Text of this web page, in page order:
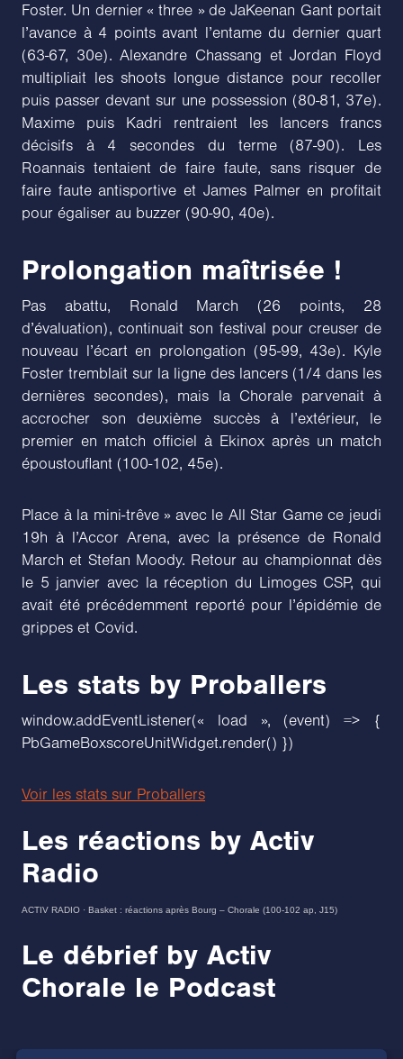
Foster. Un dernier « three » de JaKeenan Gant portait
l’avance à 4 points avant l’entame du dernier quart
(63-67, 30e). Alexandre Chassang et Jordan Floyd
multipliait les shoots longue distance pour recoller
puis passer devant sur une possession (80-81, 37e).
Maxime puis Kadri rentraient les lancers francs
décisifs à 4 secondes du terme (87-90). Les
Roannais tentaient de faire faute, sans risquer de
faire faute antisportive et James Palmer en profitait
pour égaliser au buzzer (90-90, 40e).
Prolongation maîtrisée !
Pas abattu, Ronald March (26 points, 28
d’évaluation), continuait son festival pour creuser de
nouveau l’écart en prolongation (95-99, 43e). Kyle
Foster tremblait sur la ligne des lancers (1/4 dans les
dernières secondes), mais la Chorale parvenait à
accrocher son deuxième succès à l’extérieur, le
premier en match officiel à Ekinox après un match
époustouflant (100-102, 45e).
Place à la mini-trêve » avec le All Star Game ce jeudi
19h à l’Accor Arena, avec la présence de Ronald
March et Stefan Moody. Retour au championnat dès
le 5 janvier avec la réception du Limoges CSP, qui
avait été précédemment reporté pour l’épidémie de
grippes et Covid.
Les stats by Proballers
window.addEventListener(« load », (event) => {
PbGameBoxscoreUnitWidget.render() })
Voir les stats sur Proballers
Les réactions by Activ
Radio
ACTIV RADIO · Basket : réactions après Bourg – Chorale (100-102 ap, J15)
Le débrief by Activ
Chorale le Podcast